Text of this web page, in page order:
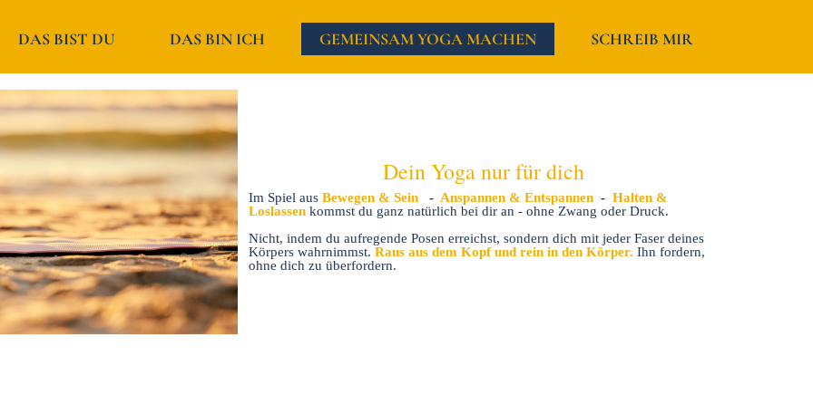
DAS BIST DU DAS BIN ICH GEMEINSAM YOGA MACHEN SCHREIB MIR
Dein Yoga nur für dich
Im Spiel aus Bewegen & Sein - Anspannen & Entspannen - Halten &
Loslassen kommst du ganz natürlich bei dir an - ohne Zwang oder Druck.
Nicht, indem du aufregende Posen erreichst, sondern dich mit jeder Faser deines
Körpers wahrnimmst. Raus aus dem Kopf und rein in den Körper. Ihn fordern,
ohne dich zu überfordern.